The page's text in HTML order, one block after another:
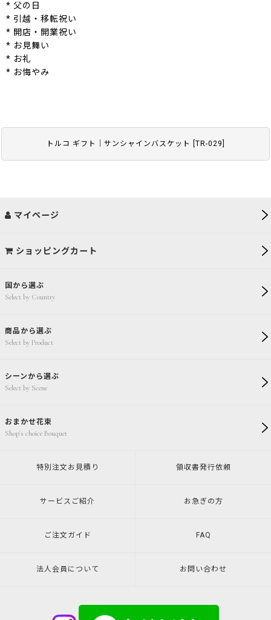
トルコ ギフト｜サンシャインバスケット TR-029
* 父の日
* 引越・移転祝い
* 開店・開業祝い
* お見舞い
* お礼
* お悔やみ
国から選ぶ
Select by Country
商品から選ぶ
Select by Product
シーンから選ぶ
Select by Scene
おまかせ花束
Shop's choice Bouquet
マイページ
ショッピングカート
特別注文 お見積り 領収書発行依頼
サービスご紹介 お急ぎの方
ご注文ガイド FAQ
法人会員について お問い合わせ